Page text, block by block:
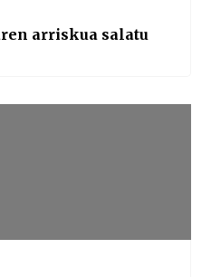
arriskua salatu